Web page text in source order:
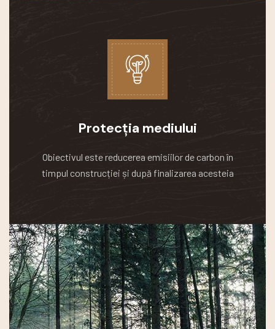
Protecția mediului
Obiectivul este reducerea emisiilor de carbon în
timpul construcției și după finalizarea acesteia